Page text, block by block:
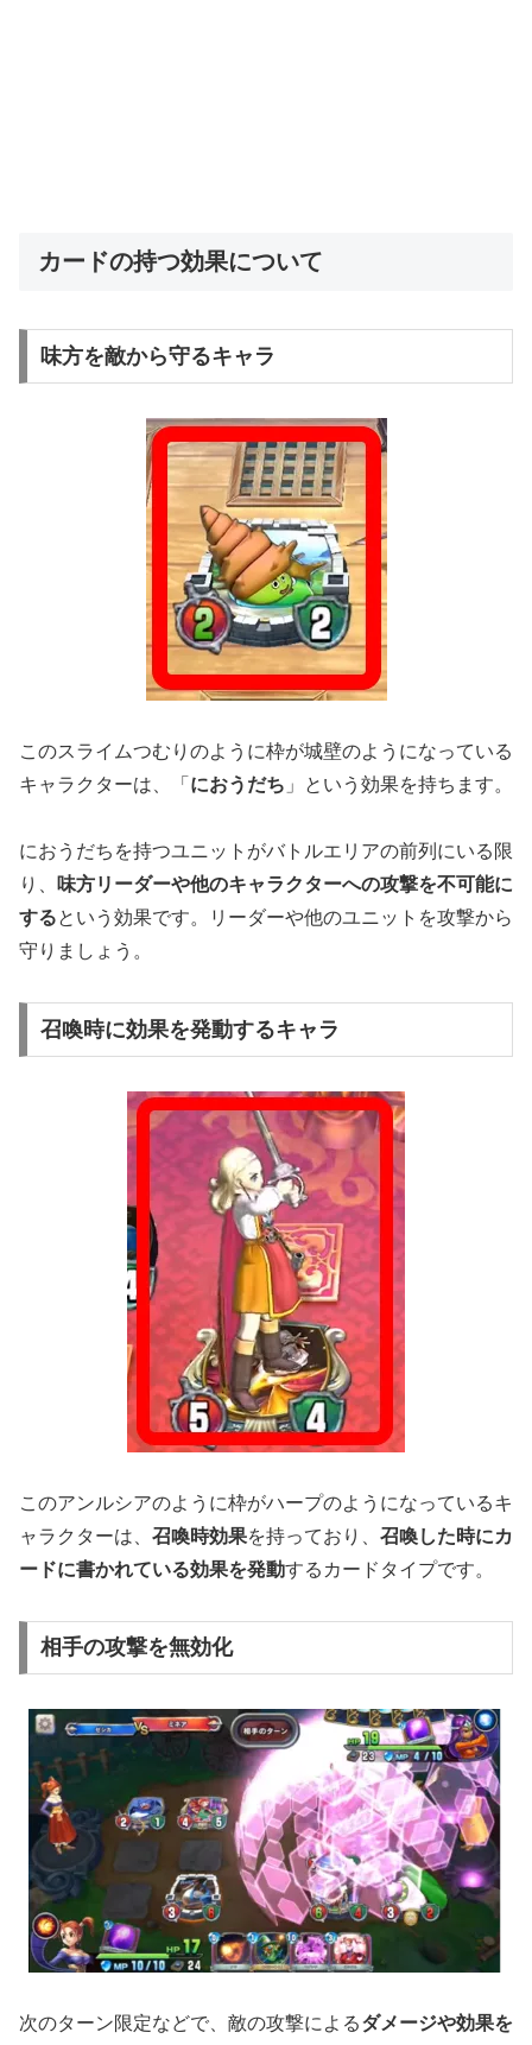
カードの持つ効果について
味方を敵から守るキャラ
このスライムつむりのように枠が城壁のようになっている
キャラクターは、「 におうだち 」という効果を持ちます。
におうだちを持つユニットがバトルエリアの前列にいる限
り、
味方リーダーや他のキャラクターへの攻撃を不可能に
するという効果です。リーダーや他のユニットを攻撃から
守りましょう。
召喚時に効果を発動するキャラ
このアンルシアのように枠がハープのようになっているキ
ャラクターは、 召喚時効果を持っており、 召喚した時にカ
ードに書かれている効果を発動するカードタイプです。
相手の攻撃を無効化
次のターン限定などで、敵の攻撃によるダメージや効果を